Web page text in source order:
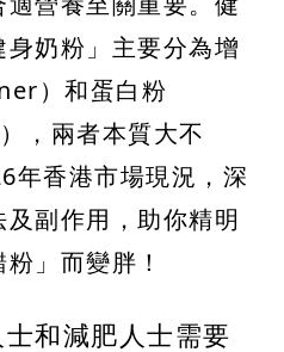
奶粉」主要分為增
）和蛋白粉
，兩者本質大不
年香港市場現況，深
副作用，助你精明
」而變胖！
和減肥人士需要